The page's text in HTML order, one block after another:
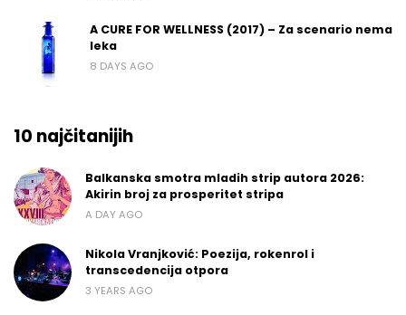
A CURE FOR WELLNESS (2017) – Za scenario nema
leka
8 DAYS AGO
10 najčitanijih
Balkanska smotra mladih strip autora 2026:
Akirin broj za prosperitet stripa
A DAY AGO
Nikola Vranjković: Poezija, rokenrol i
transcedencija otpora
3 YEARS AGO